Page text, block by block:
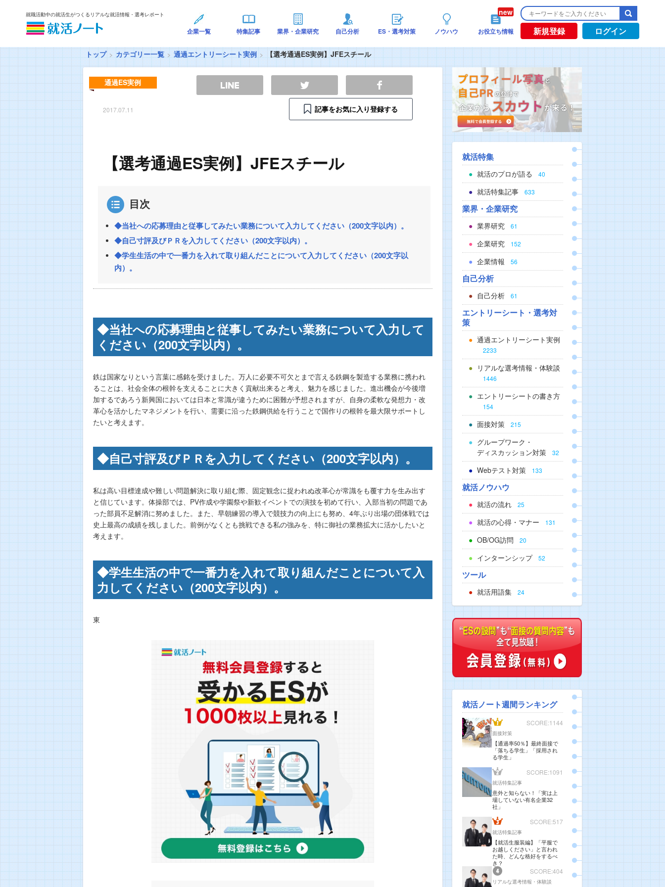
就職活動中の就活生がつくるリアルな就活情報・選考レポート
企業一覧 特集記事 業界・企業研究 自己分析 ES・選考対策 ノウハウ お役立ち情報 新規登録 ログイン
トップ カテゴリー一覧 通過エントリーシート実例 【選考通過ES実例】JFEスチール
通過ES実例
2017.07.11 記事をお気に入り登録する
【選考通過ES実例】JFEスチール
目次
◆当社への応募理由と従事してみたい業務について入力してください（200文字以内）。
◆自己寸評及びＰＲを入力してください（200文字以内）。
◆学生生活の中で一番力を入れて取り組んだことについて入力してください（200文字以
内）。
◆当社への応募理由と従事してみたい業務について入力して
ください（200文字以内）。
鉄は国家なりという言葉に感銘を受けました。万人に必要不可欠とまで言える鉄鋼を製造する業務に携われ
ることは、社会全体の根幹を支えることに大きく貢献出来ると考え、魅力を感じました。進出機会が今後増
加するであろう新興国においては日本と常識が違うために困難が予想されますが、自身の柔軟な発想力・改
革心を活かしたマネジメントを行い、需要に沿った鉄鋼供給を行うことで国作りの根幹を最大限サポートし
たいと考えます。
◆自己寸評及びＰＲを入力してください（200文字以内）。
私は高い目標達成や難しい問題解決に取り組む際、固定観念に捉われぬ改革心が常識をも覆す力を生み出す
と信じています。体操部では、PV作成や学園祭や新歓イベントでの演技を初めて行い、入部当初の問題であ
った部員不足解消に努めました。また、早朝練習の導入で競技力の向上にも努め、4年ぶり出場の団体戦では
史上最高の成績を残しました。前例がなくとも挑戦できる私の強みを、特に御社の業務拡大に活かしたいと
考えます。
◆学生生活の中で一番力を入れて取り組んだことについて入
力してください（200文字以内）。
東
就活特集
就活のプロが語る 40
就活特集記事 633
業界・企業研究
業界研究 61
企業研究 152
企業情報 56
自己分析
自己分析 61
エントリーシート・選考対
策
通過エントリーシート実例
2233
リアルな選考情報・体験談
1446
エントリーシートの書き方
154
面接対策 215
グループワーク・
ディスカッション対策
32
Webテスト対策 133
就活ノウハウ
就活の流れ 25
就活の心得・マナー 131
OB/OG訪問 20
インターンシップ 52
ツール
就活用語集 24
就活ノート週間ランキング
SCORE:1144
面接対策
【通過率50％】最終面接で
「落ちる学生」「採用され
る学生」
SCORE:1091
就活特集記事
意外と知らない！「実は上
場していない有名企業32
社」
SCORE:517
就活特集記事
【就活生服装編】「平服で
お越しください」と言われ
た時、どんな格好をするべ
き？
SCORE:404
リアルな選考情報・体験談